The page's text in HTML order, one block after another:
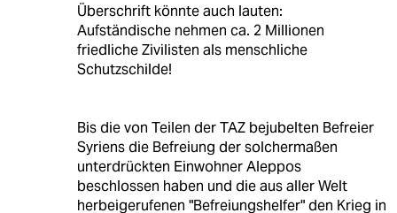
Überschrift könnte auch lauten:
Aufständische nehmen ca. 2 Millionen
friedliche Zivilisten als menschliche
Schutzschilde!
Bis die von Teilen der TAZ bejubelten Befreier
Syriens die Befreiung der solchermaßen
unterdrückten Einwohner Aleppos
beschlossen haben und die aus aller Welt
herbeigerufenen "Befreiungshelfer" den Krieg in